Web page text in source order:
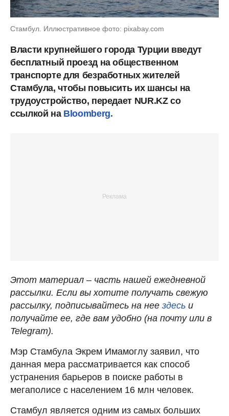
Стамбул. Иллюстративное фото: pixabay.com
Власти крупнейшего города Турции введут
бесплатный проезд на общественном
транспорте для безработных жителей
Стамбула, чтобы повысить их шансы на
трудоустройство, передает NUR.KZ со
ссылкой на Bloomberg.
Этот материал – часть нашей ежедневной
рассылки. Если вы хотите получать свежую
рассылку, подписывайтесь на нее здесь и
получайте ее, где вам удобно (на почту или в
Telegram).
Мэр Стамбула Экрем Имамоглу заявил, что
данная мера рассматривается как способ
устранения барьеров в поиске работы в
мегаполисе с населением 16 млн человек.
Стамбул является одним из самых больших